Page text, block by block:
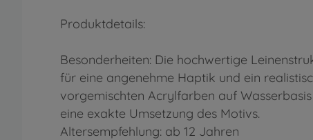
Produktdetails:
Besonderheiten: Die hochwertige
für eine angenehme Haptik und ein
vorgemischten Acrylfarben auf
eine exakte Umsetzung des Motivs.
Altersempfehlung: ab 12 Jahren